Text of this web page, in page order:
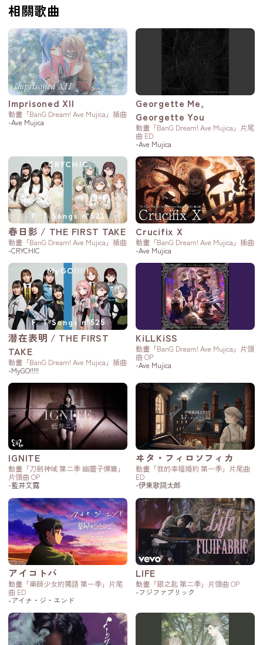
相關歌曲
Imprisoned XII
動畫「BanG Dream! Ave Mujica」插曲
-Ave Mujica
Georgette Me,
Georgette You
動畫「BanG Dream! Ave Mujica」片尾
曲 ED
-Ave Mujica
春日影 / THE FIRST TAKE
動畫「BanG Dream! Ave Mujica」插曲
-CRYCHIC
Crucifix X
動畫「BanG Dream! Ave Mujica」插曲
-Ave Mujica
潜在表明 / THE FIRST
TAKE
動畫「BanG Dream! Ave Mujica」插曲
-MyGO!!!!!
KiLLKiSS
動畫「BanG Dream! Ave Mujica」片頭
曲 OP
-Ave Mujica
IGNITE
動畫「刀劍神域 第二季 幽靈子彈篇」
片頭曲 OP
-藍井艾露
ヰタ・フィロソフィカ
動畫「我的幸福婚約 第一季」片尾曲
ED
-伊東歌詞太郎
アイコトバ
動畫「藥師少女的獨語 第一季」片尾
曲 ED
-アイナ・ジ・エンド
LIFE
動畫「銀之匙 第二季」片頭曲 OP
-フジファブリック